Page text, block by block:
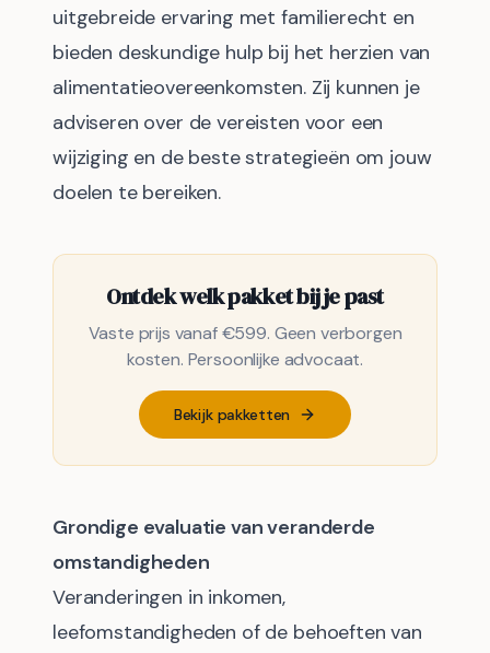
uitgebreide ervaring met familierecht en
bieden deskundige hulp bij het herzien van
alimentatieovereenkomsten. Zij kunnen je
adviseren over de vereisten voor een
wijziging en de beste strategieën om jouw
doelen te bereiken.
Ontdek welk pakket bij je past
Vaste prijs vanaf €599. Geen verborgen
kosten. Persoonlijke advocaat.
Bekijk pakketten
Grondige evaluatie van veranderde
omstandigheden
Veranderingen in inkomen,
leefomstandigheden of de behoeften van